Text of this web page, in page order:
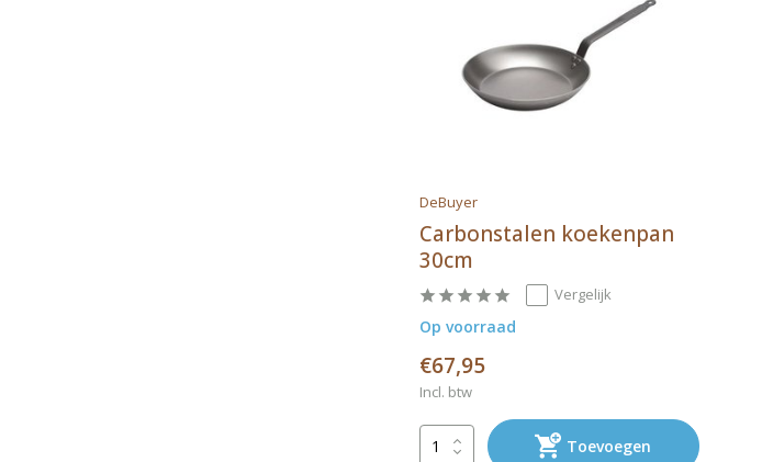
DeBuyer
Carbonstalen koekenpan
30cm
Vergelijk
Op voorraad
€67,95
Incl. btw
Toevoegen